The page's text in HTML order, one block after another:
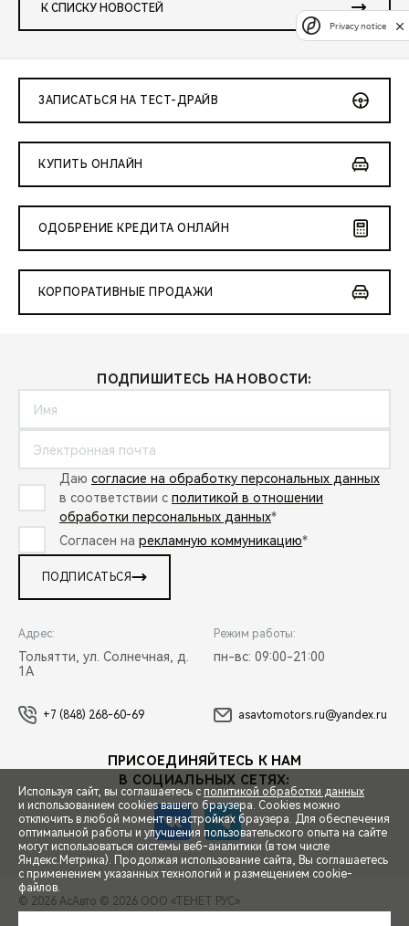
СПЕЦПРЕДЛОЖЕНИЯ
ЗАПИСЬ НА ТЕСТ-ДРАЙВ
К СПИСКУ НОВОСТЕЙ
ЗАПИСАТЬСЯ НА ТЕСТ-ДРАЙВ
КУПИТЬ ОНЛАЙН
ОДОБРЕНИЕ КРЕДИТА ОНЛАЙН
КОРПОРАТИВНЫЕ ПРОДАЖИ
ПОДПИШИТЕСЬ НА НОВОСТИ:
Даю согласие на обработку персональных данных
в соответствии с политикой в отношении
обработки персональных данных*
Согласен на рекламную коммуникацию*
ПОДПИСАТЬСЯ
Адрес:
Тольятти, ул. Солнечная, д.
1А
Режим работы:
пн-вс: 09:00-21:00
+7 (848) 268-60-69 asavtomotors.ru@yandex.ru
ПРИСОЕДИНЯЙТЕСЬ К НАМ
В СОЦИАЛЬНЫХ СЕТЯХ:
© 2026 АсАвто © 2026 ООО «ТЕНЕТ РУС»
Используя сайт, вы соглашаетесь с политикой обработки данных
и использованием cookies вашего браузера. Cookies можно
отключить в любой момент в настройках браузера. Для обеспечения
оптимальной работы и улучшения пользовательского опыта на сайте
могут использоваться системы веб-аналитики (в том числе
Яндекс.Метрика). Продолжая использование сайта, Вы соглашаетесь
с применением указанных технологий и размещением cookie-
файлов.
Privacy notice